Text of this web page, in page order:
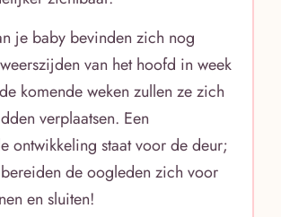
je baby bevinden zich nog
van het hoofd in week
komende weken zullen ze zich
verplaatsen. Een
ontwikkeling staat voor de deur;
de oogleden zich voor
en sluiten!